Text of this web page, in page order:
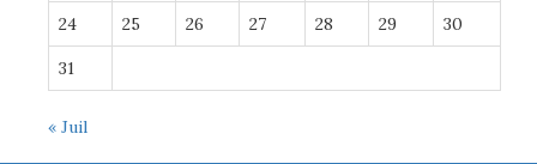
24 25 26 27 28 29 30
31
« Juil